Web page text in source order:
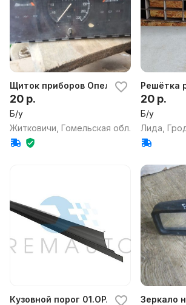
Щиток приборов Опель Аскона 85
20 р.
Б/у
Житковичи, Гомельская обл.
Решётка
20 р.
Б/у
Лида,
Кузовной порог
Зеркало